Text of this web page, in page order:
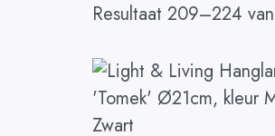
Resultaat 209–224